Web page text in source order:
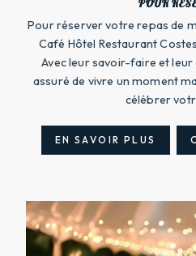
POUR
Pour réserver votre repas de
Café Hôtel Restaurant
Avec leur savoir-faire et
assuré de vivre un moment
célébrer
EN SAVOIR PLUS